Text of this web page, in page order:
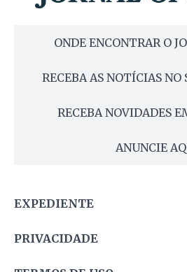
ONDE ENCONTRAR O
RECEBA AS NOTÍCIAS NO
RECEBA NOVIDADES
ANUNCIE
EXPEDIENTE
PRIVACIDADE